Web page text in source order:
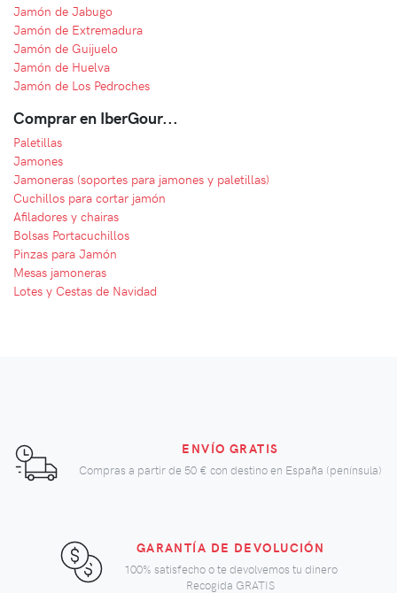
Jamón de Jabugo
Jamón de Extremadura
Jamón de Guijuelo
Jamón de Huelva
Jamón de Los Pedroches
Comprar en IberGour...
Paletillas
Jamones
Jamoneras (soportes para jamones y paletillas)
Cuchillos para cortar jamón
Afiladores y chairas
Bolsas Portacuchillos
Pinzas para Jamón
Mesas jamoneras
Lotes y Cestas de Navidad
ENVÍO GRATIS
Compras a partir de 50 € con destino en España (península)
GARANTÍA DE DEVOLUCIÓN
100% satisfecho o te devolvemos tu dinero
Recogida GRATIS